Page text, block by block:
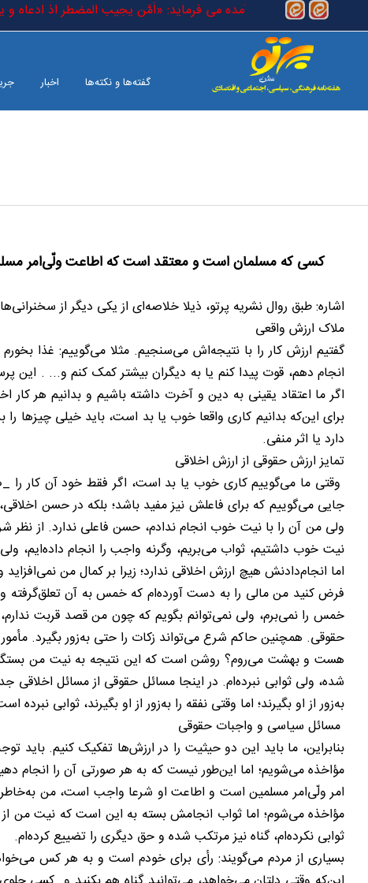
رفتن به محتوای اصلی
است که در کتاب خدا آمده می فرماید: «اَمَّن یجیب المضطر اذ ادعاه و
گفته‌ها و نکته‌ها اخبار
کسی که مسلمان است و معتقد است که اطاعت ولّی‌امر
اشاره: طبق روال نشریه پرتو، ذیلا خلاصه‌ای از یکی دیگر از
ملاک ارزش واقعی
گفتیم ارزش کار را با نتیجه‌اش می‌سنجیم. مثلا می‌گوییم: غذا بخورم
انجام دهم، قوت پیدا کنم یا به دیگران بیشتر کمک کنم و... .
اگر ما اعتقاد یقینی به دین و آخرت داشته باشیم و بدانیم هر
برای این‌که بدانیم کاری واقعا خوب یا بد است، باید خیلی چیزها را
دارد یا اثر منفی.
تمایز ارزش حقوقی از ارزش اخلاقی
وقتی ما می‌گوییم کاری خوب یا بد است، اگر فقط خود آن کار را
جایی می‌گوییم که برای فاعلش نیز مفید باشد؛ بلکه در حسن
ولی من آن را با نیت خوب انجام ندادم، حسن فاعلی ندارد. از
نیت خوب داشتیم، ثواب می‌بریم، وگرنه واجب را انجام داده‌ایم،
اما انجام‌دادنش هیچ ارزش اخلاقی ندارد؛ زیرا بر کمال من
فرض کنید من مالی را به دست آورده‌ام که خمس به آن تعلق‌گرفته
خمس را نمی‌برم، ولی نمی‌توانم بگویم که چون من قصد قربت
حقوقی. همچنین حاکم شرع می‌تواند زکات را حتی به‌زور بگیرد.
هست و بهشت می‌روم؟ روشن است که این نتیجه به نیت من بستگی
شده، ولی ثوابی نبرده‌ام. در اینجا مسائل حقوقی از مسائل
به‌زور از او بگیرند؛ اما وقتی نفقه را به‌زور از او بگیرند، ثوابی
مسائل سیاسی و واجبات حقوقی
بنابراین، ما باید این دو حیثیت را در ارزش‌ها تفکیک کنیم.
مؤاخذه می‌شویم؛ اما این‌طور نیست که به هر صورتی آن را انجام
امر ولّی‌امر مسلمین است و اطاعت او شرعا واجب است، من به‌خاطر
مؤاخذه می‌شوم؛ اما ثواب انجامش بسته به این است که نیت من
ثوابی نکرده‌ام، گناه نیز مرتکب شده و حق دیگری را تضییع کرده‌ام.
بسیاری از مردم می‌گویند: رأی برای خودم است و به هر کس